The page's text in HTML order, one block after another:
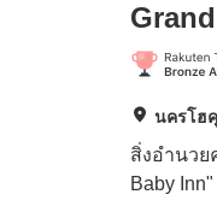
นครโฮ
สิ่งอำนวย
Baby